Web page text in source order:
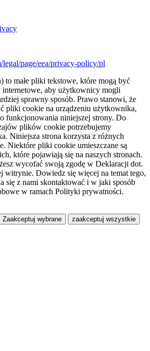
page/eea/privacy-policy/pl
to małe pliki tekstowe, które mogą być
internetowe, aby użytkownicy mogli
sprawny sposób. Prawo stanowi, że
pliki cookie na urządzeniu użytkownika,
funkcjonowania niniejszej strony. Do
plików cookie potrzebujemy
Niniejsza strona korzysta z różnych
Niektóre pliki cookie umieszczane są
które pojawiają się na naszych stronach.
wycofać swoją zgodę w Deklaracji dot.
witrynie. Dowiedz się więcej na temat tego,
się z nami skontaktować i w jaki sposób
w ramach Polityki prywatności.
Zaakceptuj wybrane zaakceptuj wszystkie